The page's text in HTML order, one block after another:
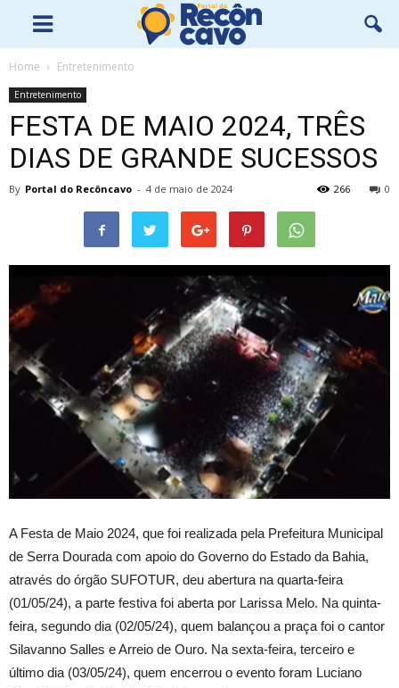
Home Entretenimento
Entretenimento
FESTA DE MAIO 2024, TRÊS
DIAS DE GRANDE SUCESSOS
By Portal do Recôncavo - 4 de maio de 2024 0
266
A Festa de Maio 2024, que foi realizada pela Prefeitura Municipal
de Serra Dourada com apoio do Governo do Estado da Bahia,
através do órgão SUFOTUR, deu abertura na quarta-feira
(01/05/24), a parte festiva foi aberta por Larissa Melo. Na quinta-
feira, segundo dia (02/05/24), quem balançou a praça foi o cantor
Silavanno Salles e Arreio de Ouro. Na sexta-feira, terceiro e
último dia (03/05/24), quem encerrou o evento foram Luciano